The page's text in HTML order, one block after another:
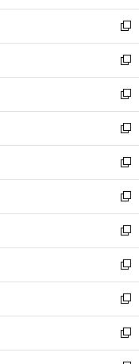
開
く
ウ
で
開
く
ン
ド
ウ
で
開
く
ウ
ィ
ン
ド
ウ
で
開
く
新
し
い
ウ
ィ
ン
ド
ウ
で
開
く
新
し
い
ウ
ィ
ン
ド
ウ
で
開
く
新
し
い
ウ
ィ
ン
ド
ウ
で
開
く
新
し
い
ウ
ィ
ン
ド
ウ
で
開
く
新
し
い
ウ
ィ
ン
ド
ウ
で
開
く
新
し
い
ウ
ィ
ン
ド
ウ
で
開
新
し
い
ウ
ィ
ン
ド
ウ
新
し
い
ウ
ィ
ン
新
し
い
ウ
新
し